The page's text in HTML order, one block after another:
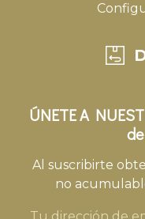
ÚNETE A
Al suscribirte
no